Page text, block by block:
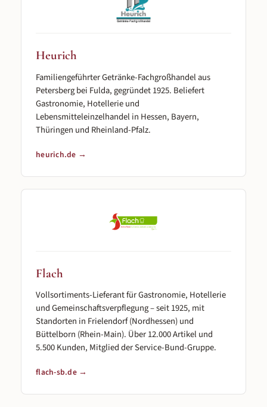
Heurich
Familiengeführter Getränke-Fachgroßhandel aus
Petersberg bei Fulda, gegründet 1925. Beliefert
Gastronomie, Hotellerie und
Lebensmitteleinzelhandel in Hessen, Bayern,
Thüringen und Rheinland-Pfalz.
heurich.de →
Flach
Vollsortiments-Lieferant für Gastronomie, Hotellerie
und Gemeinschaftsverpflegung – seit 1925, mit
Standorten in Frielendorf (Nordhessen) und
Büttelborn (Rhein-Main). Über 12.000 Artikel und
5.500 Kunden, Mitglied der Service-Bund-Gruppe.
flach-sb.de →